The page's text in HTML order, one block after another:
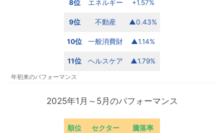
8位 エネルギー +1.57%
9位 不動産 ▲0.43%
10位 一般消費財 ▲1.14%
11位 ヘルスケア ▲1.79%
年初来のパフォーマンス
2025年1月～5月のパフォーマンス
順位 セクター 騰落率